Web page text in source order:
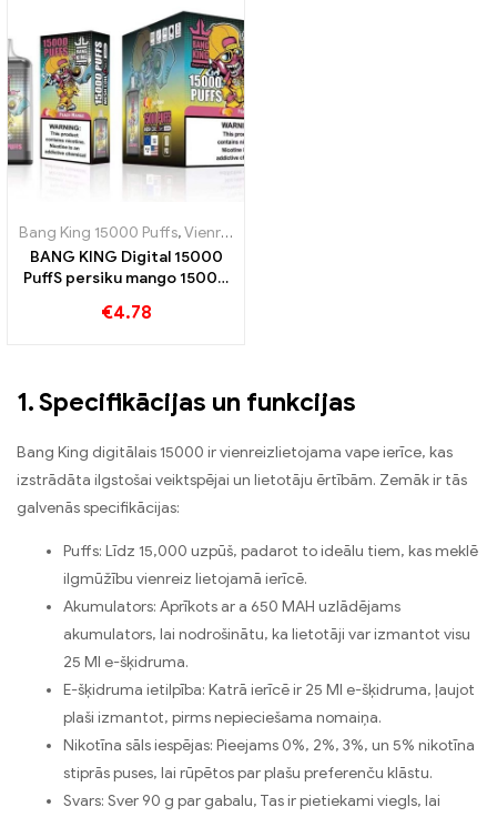
Bang King 15000 Puffs,Vienreizējās lietošanas e-cigaretes Zviedrija
BANG KING Digital 15000
PuffS persiku mango 15000
cigaretes tropiskām
€4.78
1. Specifikācijas un funkcijas
Bang King digitālais 15000 ir vienreizlietojama vape ierīce, kas
izstrādāta ilgstošai veiktspējai un lietotāju ērtībām. Zemāk ir tās
galvenās specifikācijas:
Puffs: Līdz 15,000 uzpūš, padarot to ideālu tiem, kas meklē
ilgmūžību vienreiz lietojamā ierīcē.
Akumulators: Aprīkots ar a 650 MAH uzlādējams
akumulators, lai nodrošinātu, ka lietotāji var izmantot visu
25 Ml e-šķidruma.
E-šķidruma ietilpība: Katrā ierīcē ir 25 Ml e-šķidruma, ļaujot
plaši izmantot, pirms nepieciešama nomaiņa.
Nikotīna sāls iespējas: Pieejams 0%, 2%, 3%, un 5% nikotīna
stiprās puses, lai rūpētos par plašu preferenču klāstu.
Svars: Sver 90 g par gabalu, Tas ir pietiekami viegls, lai